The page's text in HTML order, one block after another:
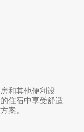
和其他便利设
住宿中享受舒适
案。